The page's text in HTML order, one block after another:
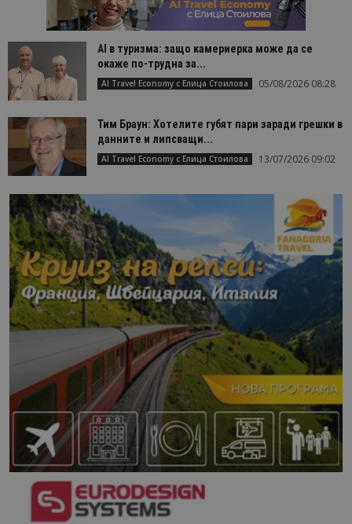
AI в туризма: защо камериерка може да се
окаже по-трудна за...
AI Travel Economy с Елица Стоилова 05/08/2026 08:28
Тим Браун: Хотелите губят пари заради грешки в
данните и липсващи...
AI Travel Economy с Елица Стоилова 13/07/2026 09:02